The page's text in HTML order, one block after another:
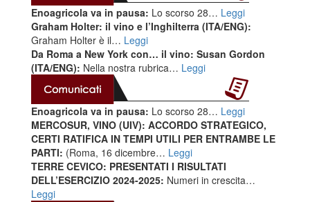
Enoagricola va in pausa: Lo scorso 28… Leggi
Graham Holter: il vino e l’Inghilterra (ITA/ENG):
Graham Holter è il… Leggi
Da Roma a New York con… il vino: Susan Gordon
(ITA/ENG): Nella nostra rubrica… Leggi
Enoagricola va in pausa: Lo scorso 28… Leggi
MERCOSUR, VINO (UIV): ACCORDO STRATEGICO,
CERTI RATIFICA IN TEMPI UTILI PER ENTRAMBE LE
PARTI: (Roma, 16 dicembre… Leggi
TERRE CEVICO: PRESENTATI I RISULTATI
DELL’ESERCIZIO 2024-2025: Numeri in crescita…
Leggi